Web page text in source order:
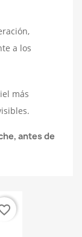
a los
más
antes de